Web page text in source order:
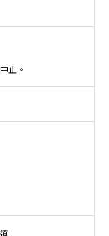
止。